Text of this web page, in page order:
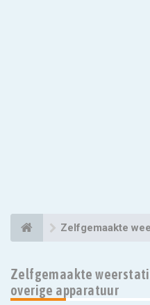
Zelfgemaakte
Zelfgemaakte
overige apparatuur